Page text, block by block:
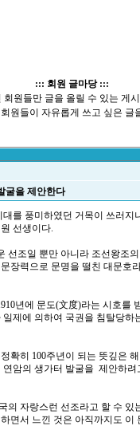
::: 회원 글마당 :::
회원들만 글을 올릴 수 있는 게
원들이 자유롭게 쓰고 싶은 글
굴을 제안한다
를 풍미하였던 거목이 쓰러지
선생이다.
선조일 뿐만 아니라 조선왕조의
장력으로 문명을 떨친 대문호
년에 문도(文度)라는 시호를
제에 의하여 국권을 침탈당하
확히 100주년이 되는 뜻깊은
암의 생가터 발굴을 제안하려
의 자랑스런 선조라고 할 수 있
면서 느낀 것은 아직까지도 이